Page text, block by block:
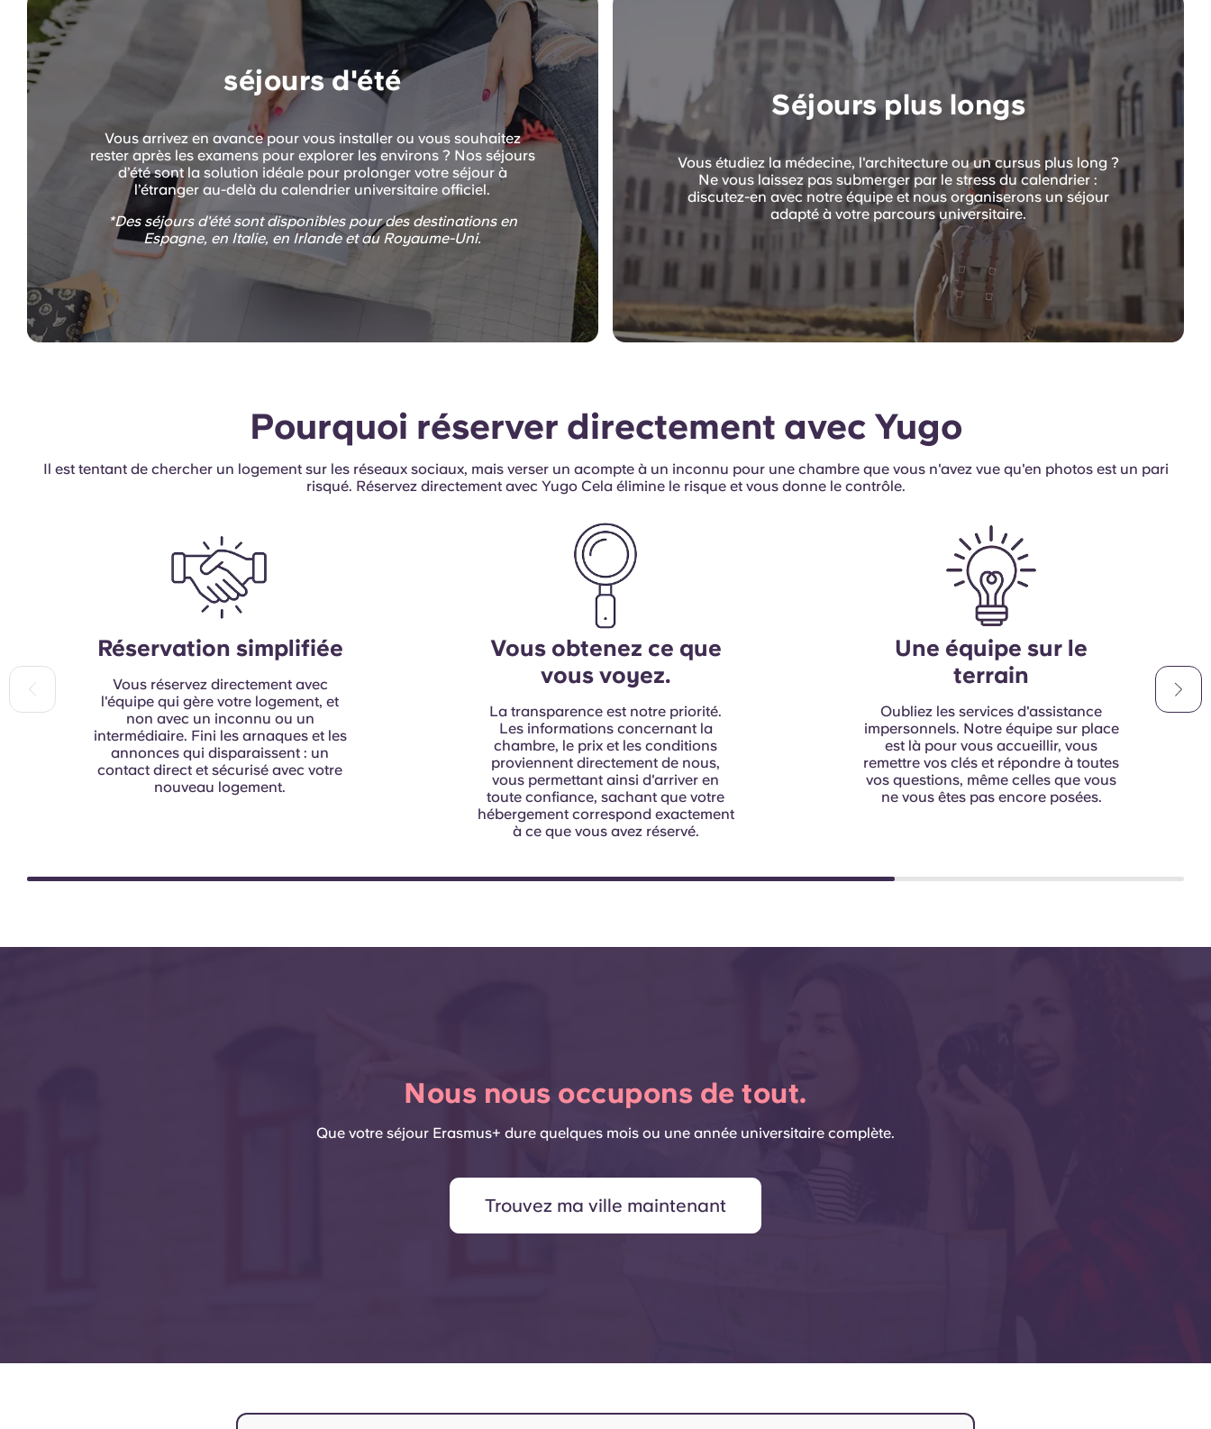
séjours d'été
Vous arrivez en avance pour vous installer ou vous souhaitez
rester après les examens pour explorer les environs ? Nos séjours
d’été sont la solution idéale pour prolonger votre séjour à
l’étranger au-delà du calendrier universitaire officiel.
*Des séjours d'été sont disponibles pour des destinations en
Espagne, en Italie, en Irlande et au Royaume-Uni.
Séjours plus longs
Vous étudiez la médecine, l'architecture ou un cursus plus long ?
Ne vous laissez pas submerger par le stress du calendrier :
discutez-en avec notre équipe et nous organiserons un séjour
adapté à votre parcours universitaire.
Pourquoi réserver directement avec Yugo
Il est tentant de chercher un logement sur les réseaux sociaux, mais verser un acompte à un inconnu pour une chambre que vous n'avez vue qu'en photos est un pari
risqué. Réservez directement avec Yugo Cela élimine le risque et vous donne le contrôle.
Réservation simplifiée
Vous réservez directement avec
l'équipe qui gère votre logement, et
non avec un inconnu ou un
intermédiaire. Fini les arnaques et les
annonces qui disparaissent : un
contact direct et sécurisé avec votre
nouveau logement.
Vous obtenez ce que
vous voyez.
La transparence est notre priorité.
Les informations concernant la
chambre, le prix et les conditions
proviennent directement de nous,
vous permettant ainsi d'arriver en
toute confiance, sachant que votre
hébergement correspond exactement
à ce que vous avez réservé.
Une équipe sur le
terrain
Oubliez les services d'assistance
impersonnels. Notre équipe sur place
est là pour vous accueillir, vous
remettre vos clés et répondre à toutes
vos questions, même celles que vous
ne vous êtes pas encore posées.
Nous nous occupons de tout.
Que votre séjour Erasmus+ dure quelques mois ou une année universitaire complète.
Trouvez ma ville maintenant